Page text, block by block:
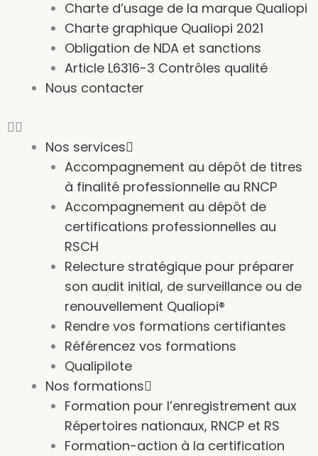
Charte d’usage de la marque Qualiopi
Charte graphique Qualiopi 2021
Obligation de NDA et sanctions
Article L6316-3 Contrôles qualité
Nous contacter
Nos services
Accompagnement au dépôt de titres
à finalité professionnelle au RNCP
Accompagnement au dépôt de
certifications professionnelles au
RSCH
Relecture stratégique pour préparer
son audit initial, de surveillance ou de
renouvellement Qualiopi®
Rendre vos formations certifiantes
Référencez vos formations
Qualipilote
Nos formations
Formation pour l’enregistrement aux
Répertoires nationaux, RNCP et RS
Formation-action à la certification